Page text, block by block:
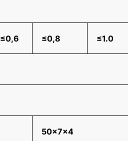
≤0,6 ≤0,8 ≤1.0
50x7x4